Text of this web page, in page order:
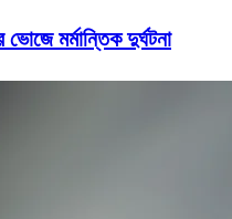
মর্মান্তিক দুর্ঘটনা